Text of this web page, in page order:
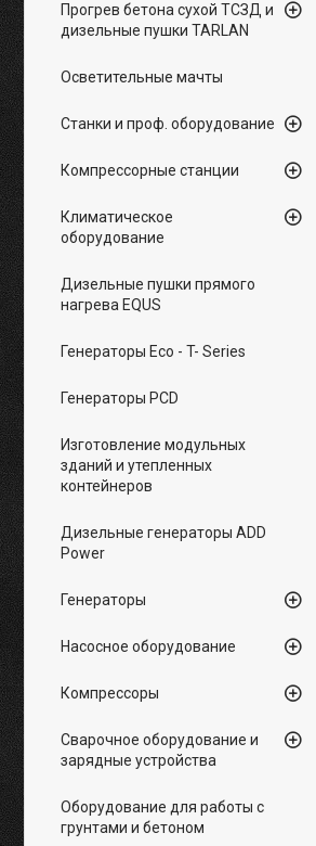
Прогрев бетона сухой ТСЗД и
дизельные пушки TARLAN
Осветительные мачты
Станки и проф. оборудование
Компрессорные станции
Климатическое
оборудование
Дизельные пушки прямого
нагрева EQUS
Генераторы Eco - T- Series
Генераторы PCD
Изготовление модульных
зданий и утепленных
контейнеров
Дизельные генераторы ADD
Power
Генераторы
Насосное оборудование
Компрессоры
Сварочное оборудование и
зарядные устройства
Оборудование для работы с
грунтами и бетоном